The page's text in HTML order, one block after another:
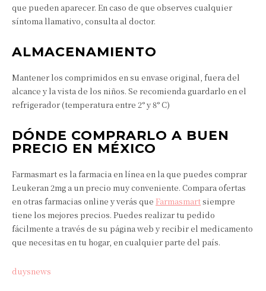
que pueden aparecer. En caso de que observes cualquier
síntoma llamativo, consulta al doctor.
ALMACENAMIENTO
Mantener los comprimidos en su envase original, fuera del
alcance y la vista de los niños. Se recomienda guardarlo en el
refrigerador (temperatura entre 2° y 8° C)
DÓNDE COMPRARLO A BUEN
PRECIO EN MÉXICO
Farmasmart es la farmacia en línea en la que puedes comprar
Leukeran 2mg a un precio muy conveniente. Compara ofertas
en otras farmacias online y verás que Farmasmartsiempre
tiene los mejores precios. Puedes realizar tu pedido
fácilmente a través de su página web y recibir el medicamento
que necesitas en tu hogar, en cualquier parte del país.
duysnews